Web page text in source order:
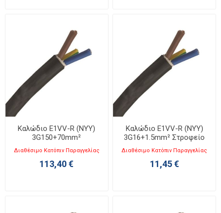
Καλώδιο E1VV-R (NYY)
3G150+70mm²
Διαθέσιμο Κατόπιν Παραγγελίας
113,40 €
Καλώδιο E1VV-R (NYY)
3G16+1.5mm² Στροφείο
Διαθέσιμο Κατόπιν Παραγγελίας
11,45 €